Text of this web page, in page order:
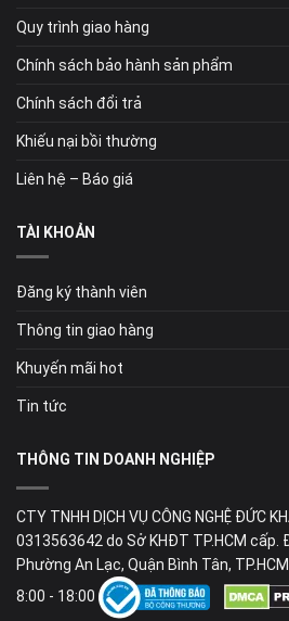
Quy trình giao hàng
Chính sách bảo hành sản phẩm
Chính sách đổi trả
Khiếu nại bồi thường
Liên hệ – Báo giá
TÀI KHOẢN
Đăng ký thành viên
Thông tin giao hàng
Khuyến mãi hot
Tin tức
THÔNG TIN DOANH NGHIỆP
CTY TNHH DỊCH VỤ CÔNG NGHỆ ĐỨC
0313563642 do Sở KHĐT TP.HCM cấp.
Phường An Lạc, Quận Bình Tân,
8:00 - 18:00